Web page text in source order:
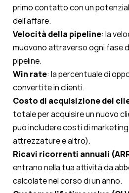
primo contatto con un
dell'affare.
Velocità della pipeline: la
muovono attraverso ogni fase
pipeline.
Win rate: la percentuale di
convertite in clienti.
Costo di acquisizione del
totale per acquisire un nuovo
può includere costi di
attrezzature e altro).
Ricavi ricorrenti annuali
entrano nella tua attività da
calcolate nel corso di un anno.